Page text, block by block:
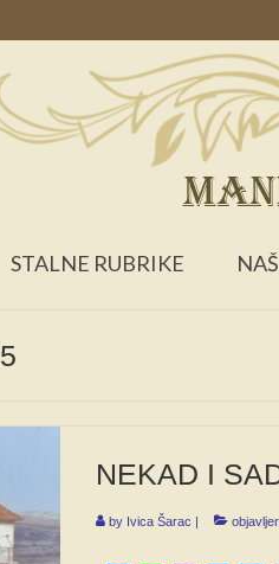
STALNE RUBRIKE
NEKAD I
by Ivica Šarac |